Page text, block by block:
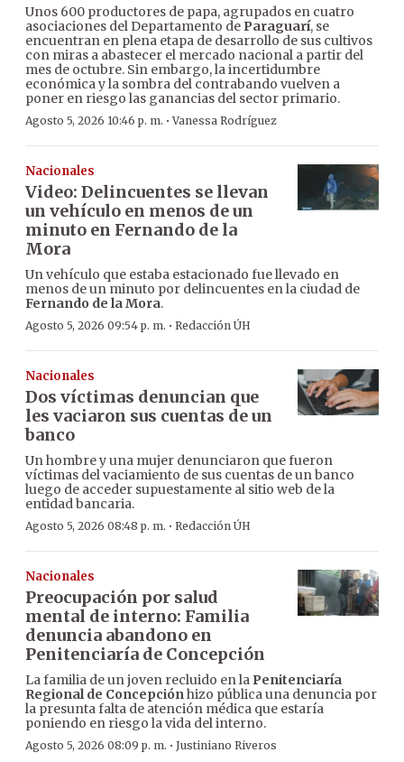
Unos 600 productores de papa, agrupados en cuatro
asociaciones del Departamento de Paraguarí, se
encuentran en plena etapa de desarrollo de sus cultivos
con miras a abastecer el mercado nacional a partir del
mes de octubre. Sin embargo, la incertidumbre
económica y la sombra del contrabando vuelven a
poner en riesgo las ganancias del sector primario.
Agosto 5, 2026 10:46 p. m. ·Vanessa Rodríguez
Nacionales
Video: Delincuentes se llevan
un vehículo en menos de un
minuto en Fernando de la
Mora
Un vehículo que estaba estacionado fue llevado en
menos de un minuto por delincuentes en la ciudad de
Fernando de la Mora.
Agosto 5, 2026 09:54 p. m. · Redacción ÚH
Nacionales
Dos víctimas denuncian que
les vaciaron sus cuentas de un
banco
Un hombre y una mujer denunciaron que fueron
víctimas del vaciamiento de sus cuentas de un banco
luego de acceder supuestamente al sitio web de la
entidad bancaria.
Agosto 5, 2026 08:48 p. m. · Redacción ÚH
Nacionales
Preocupación por salud
mental de interno: Familia
denuncia abandono en
Penitenciaría de Concepción
La familia de un joven recluido en la Penitenciaría
Regional de Concepciónhizo pública una denuncia por
la presunta falta de atención médica que estaría
poniendo en riesgo la vida del interno.
Agosto 5, 2026 08:09 p. m. · Justiniano Riveros